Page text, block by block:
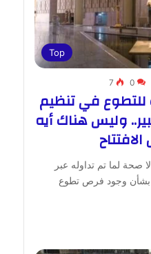
Top
0
7
للتطوع في تنظيم
وليس هناك أيه
صحة لما تم تداوله عبر
بشأن وجود فرص تطوع